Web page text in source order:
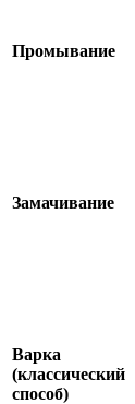
Промывание
Замачивание
Варка
(классический
способ)